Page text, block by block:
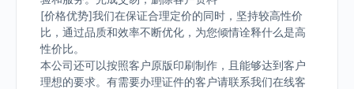
[价格优势]我们在保证合理定价的同时，坚持较高性价
比，通过品质和效率不断优化，为您倾情诠释什么是高
性价比。
本公司还可以按照客户原版印刷制作，且能够达到客户
理想的要求。有需要办理证件的客户请联系我们在线客